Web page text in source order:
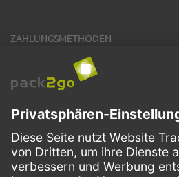
ZAHLUNGSMETHODEN
VERSANDARTEN